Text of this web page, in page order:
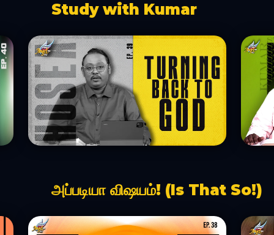
Study with Kumar
அப்படியா விஷயம்! (Is That So!)